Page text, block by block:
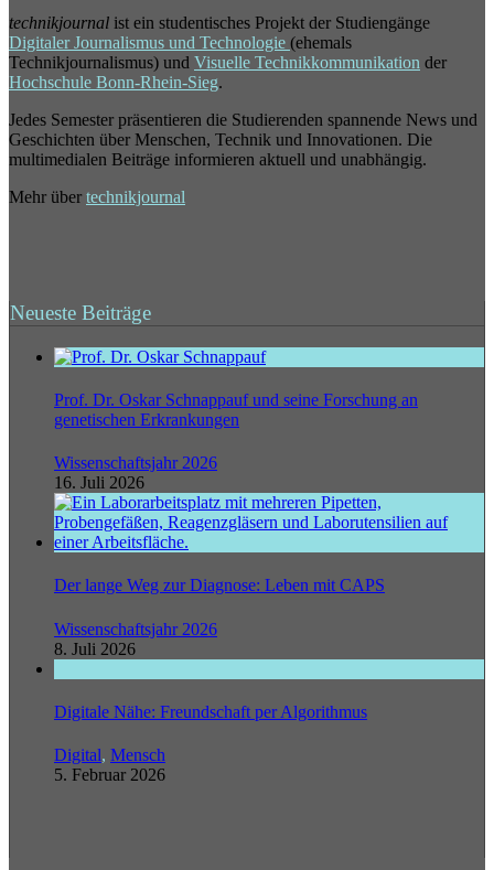
technikjournal ist ein studentisches Projekt der Studiengänge
Digitaler Journalismus und Technologie (ehemals
Technikjournalismus) und Visuelle Technikkommunikation der
Hochschule Bonn-Rhein-Sieg.
Jedes Semester präsentieren die Studierenden spannende News und
Geschichten über Menschen, Technik und Innovationen. Die
multimedialen Beiträge informieren aktuell und unabhängig.
Mehr über technikjournal
Neueste Beiträge
Prof. Dr. Oskar Schnappauf und seine Forschung an
genetischen Erkrankungen
Wissenschaftsjahr 2026
16. Juli 2026
Der lange Weg zur Diagnose: Leben mit CAPS
Wissenschaftsjahr 2026
8. Juli 2026
Digitale Nähe: Freundschaft per Algorithmus
Digital, Mensch
5. Februar 2026